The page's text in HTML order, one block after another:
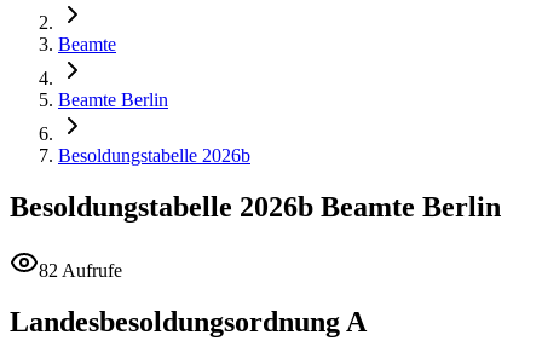
Beamte
Beamte Berlin
Besoldungstabelle 2026b
Besoldungstabelle 2026b Beamte Berlin
82 Aufrufe
Landesbesoldungsordnung A